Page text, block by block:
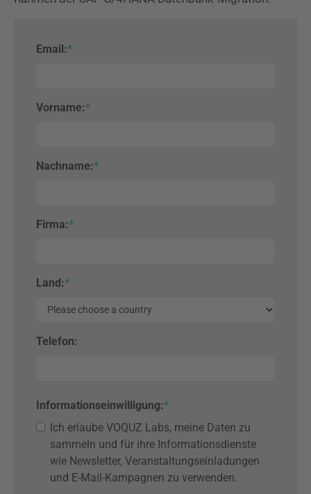
Email:*
Vorname:*
Nachname:*
Firma:*
Land:*
Telefon:
Informationseinwilligung:*
Ich erlaube VOQUZ Labs, meine Daten zu
sammeln und für ihre Informationsdienste
wie Newsletter, Veranstaltungseinladungen
und E-Mail-Kampagnen zu verwenden.